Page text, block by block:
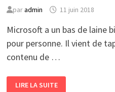
paradmin 11 juin 2018
Microsoft a un bas de laine
pour personne. Il vient de
contenu de …
RACHÈTE
LIRE LA SUITE